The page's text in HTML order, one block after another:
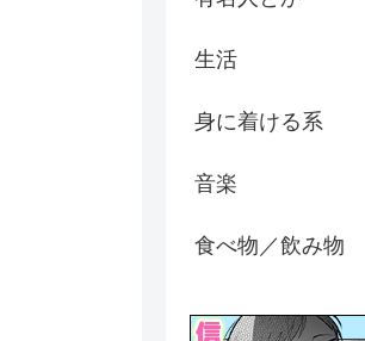
生活
身に着ける系
音楽
食べ物／飲み物